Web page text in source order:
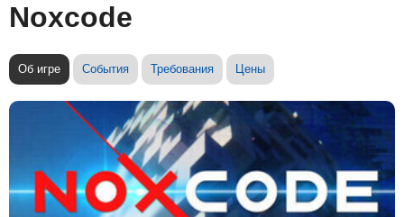
Noxcode
Об игре События Требования Цены